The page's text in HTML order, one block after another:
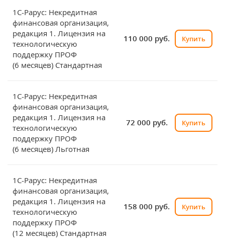
1С-Рарус: Некредитная
финансовая организация,
редакция 1. Лицензия на
технологическую
поддержку ПРОФ
(6 месяцев) Стандартная
110 000 руб. Купить
1С-Рарус: Некредитная
финансовая организация,
редакция 1. Лицензия на
технологическую
поддержку ПРОФ
(6 месяцев) Льготная
72 000 руб. Купить
1С-Рарус: Некредитная
финансовая организация,
редакция 1. Лицензия на
технологическую
поддержку ПРОФ
(12 месяцев) Стандартная
158 000 руб. Купить